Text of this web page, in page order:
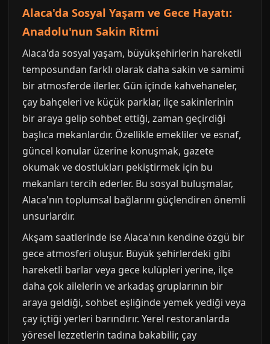
Alaca'da Sosyal Yaşam ve Gece Hayatı:
Anadolu'nun Sakin Ritmi
Alaca'da sosyal yaşam, büyükşehirlerin hareketli
temposundan farklı olarak daha sakin ve samimi
bir atmosferde ilerler. Gün içinde kahvehaneler,
çay bahçeleri ve küçük parklar, ilçe sakinlerinin
bir araya gelip sohbet ettiği, zaman geçirdiği
başlıca mekanlardır. Özellikle emekliler ve esnaf,
güncel konular üzerine konuşmak, gazete
okumak ve dostlukları pekiştirmek için bu
mekanları tercih ederler. Bu sosyal buluşmalar,
Alaca'nın toplumsal bağlarını güçlendiren önemli
unsurlardır.
Akşam saatlerinde ise Alaca'nın kendine özgü bir
gece atmosferi oluşur. Büyük şehirlerdeki gibi
hareketli barlar veya gece kulüpleri yerine, ilçe
daha çok ailelerin ve arkadaş gruplarının bir
araya geldiği, sohbet eşliğinde yemek yediği veya
çay içtiği yerleri barındırır. Yerel restoranlarda
yöresel lezzetlerin tadına bakabilir, çay